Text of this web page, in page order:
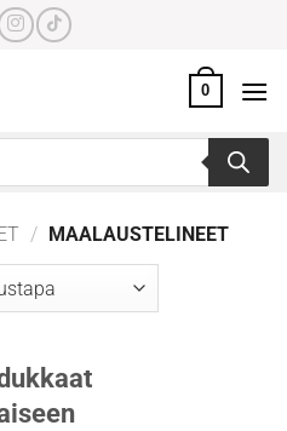
0
/ MAALAUSTELINEET